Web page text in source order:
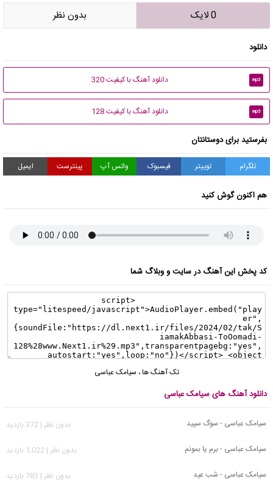
0 لایک بدون نظر
دانلود
mp3 دانلود آهنگ با کیفیت 320
mp3 دانلود آهنگ با کیفیت 128
بفرستید برای دوستانتان
تلگرام توییتر فیسبوک واتس آپ پینترست ایمیل
هم اکنون گوش کنید
کد پخش این آهنگ در سایت و وبلاگ شما
تک آهنگ ها، سیامک عباسی
دانلود آهنگ های سیامک عباسی
سیامک عباسی - سوگ سپید
بدون نظر | 372 بازدید
سیامک عباسی - برم یا بمونم
بدون نظر | 1,022 بازدید
سیامک عباسی - شب عید
بدون نظر | 783 بازدید